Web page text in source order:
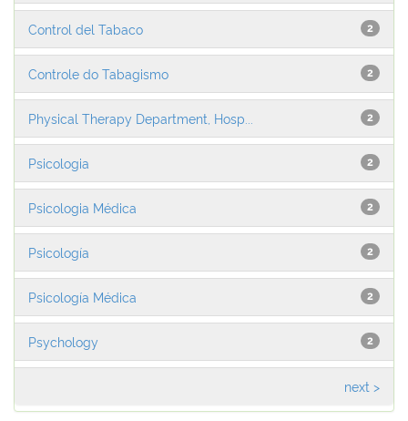
2
Control del Tabaco
2
Controle do Tabagismo
2
Physical Therapy Department, Hosp...
2
Psicologia
2
Psicologia Médica
2
Psicología
2
Psicología Médica
2
Psychology
next >